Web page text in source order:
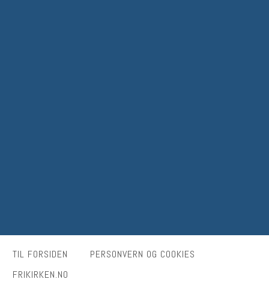
TIL FORSIDEN
PERSONVERN OG COOKIES
FRIKIRKEN.NO